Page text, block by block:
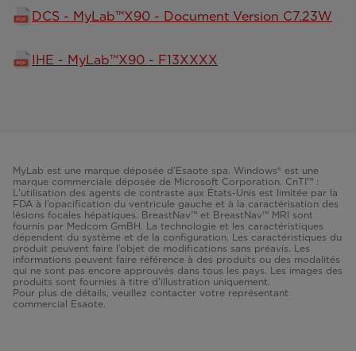
DCS - MyLab™X90 - Document Version C7.23W
IHE - MyLab™X90 - F13XXXX
MyLab est une marque déposée d’Esaote spa. Windows® est une
marque commerciale déposée de Microsoft Corporation. CnTI™ :
L’utilisation des agents de contraste aux États-Unis est limitée par la
FDA à l’opacification du ventricule gauche et à la caractérisation des
lésions focales hépatiques. BreastNav™ et BreastNav™ MRI sont
fournis par Medcom GmBH. La technologie et les caractéristiques
dépendent du système et de la configuration. Les caractéristiques du
produit peuvent faire l’objet de modifications sans préavis. Les
informations peuvent faire référence à des produits ou des modalités
qui ne sont pas encore approuvés dans tous les pays. Les images des
produits sont fournies à titre d’illustration uniquement.
Pour plus de détails, veuillez contacter votre représentant
commercial Esaote.